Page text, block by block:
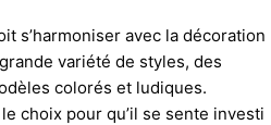
s’harmoniser avec la décoration
variété de styles, des
colorés et ludiques.
choix pour qu’il se sente investi